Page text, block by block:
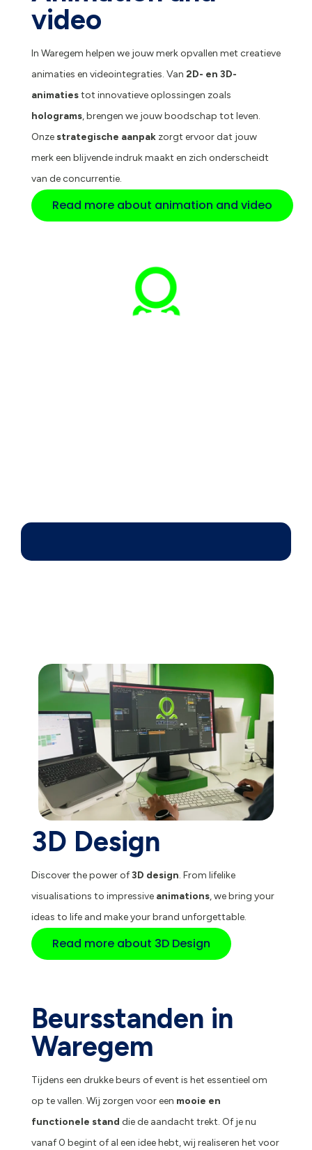
video
In Waregem helpen we jouw merk opvallen met creatieve
animaties en videointegraties. Van 2D- en 3D-
animatiestot innovatieve oplossingen zoals
holograms, brengen we jouw boodschap tot leven.
Onzestrategische aanpakzorgt ervoor dat jouw
merk een blijvende indruk maakt en zich onderscheidt
van de concurrentie.
Read more about animation and video
3D Design
Discover the power of3D design. From lifelike
visualisations to impressive animations, we bring your
ideas to life and make your brand unforgettable.
Read more about 3D Design
Beursstanden in
Waregem
Tijdens een drukke beurs of event is het essentieel om
op te vallen. Wij zorgen voor een mooie en
functionele stand die de aandacht trekt. Of je nu
vanaf 0 begint of al een idee hebt, wij realiseren het voor